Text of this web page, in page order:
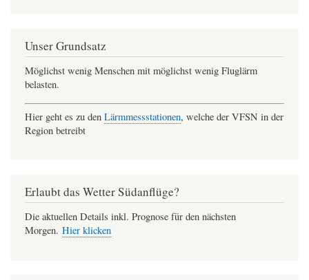
Unser Grundsatz
Möglichst wenig Menschen mit möglichst wenig Fluglärm
belasten.
Hier geht es zu den Lärmmessstationen, welche der VFSN in der
Region betreibt
Erlaubt das Wetter Südanflüge?
Die aktuellen Details inkl. Prognose für den nächsten
Morgen. Hier klicken